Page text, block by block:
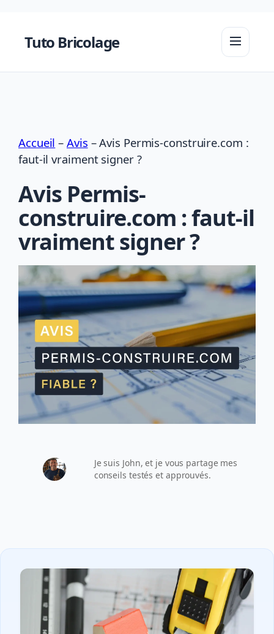
contenuTuto Bricolage
Accueil –Avis –Avis Permis-construire.com :
faut-il vraiment signer ?
Avis Permis-
construire.com : faut-il
vraiment signer ?
Je suis John, et je vous partage mes
conseils testés et approuvés.